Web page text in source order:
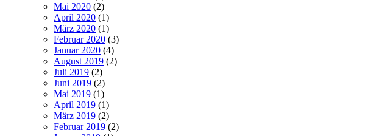
Mai 2020 (2)
April 2020 (1)
März 2020 (1)
Februar 2020 (3)
Januar 2020 (4)
August 2019 (2)
Juli 2019 (2)
Juni 2019 (2)
Mai 2019 (1)
April 2019 (1)
März 2019 (2)
Februar 2019 (2)